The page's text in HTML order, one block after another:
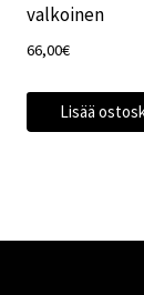
valkoinen
66,00€
Lisää